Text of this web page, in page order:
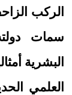
الركب
سمات
البشرية
العلمي